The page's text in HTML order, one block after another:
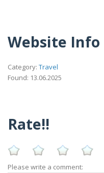
Website Info
Category: Travel
Found: 13.06.2025
Rate!!
Please write a comment: